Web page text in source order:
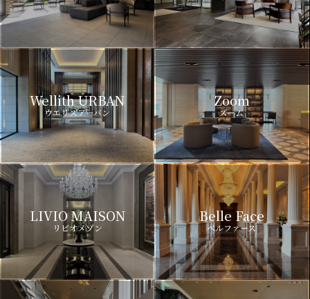
Wellith URBAN
ウエリスアーバン
Zoom
ズーム
LIVIO MAISON
リビオメゾン
Belle Face
ベルファース